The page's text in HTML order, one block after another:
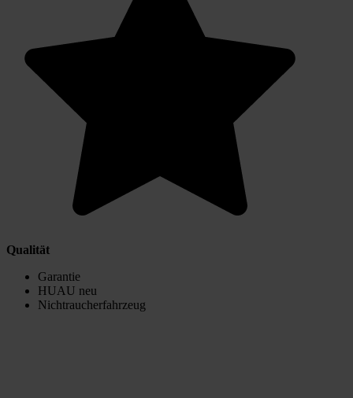
Qualität
Garantie
HUAU neu
Nichtraucherfahrzeug